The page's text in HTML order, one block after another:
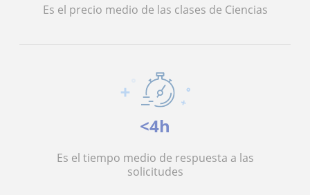
Es el precio medio de las clases de Ciencias
<4h
Es el tiempo medio de respuesta a las
solicitudes